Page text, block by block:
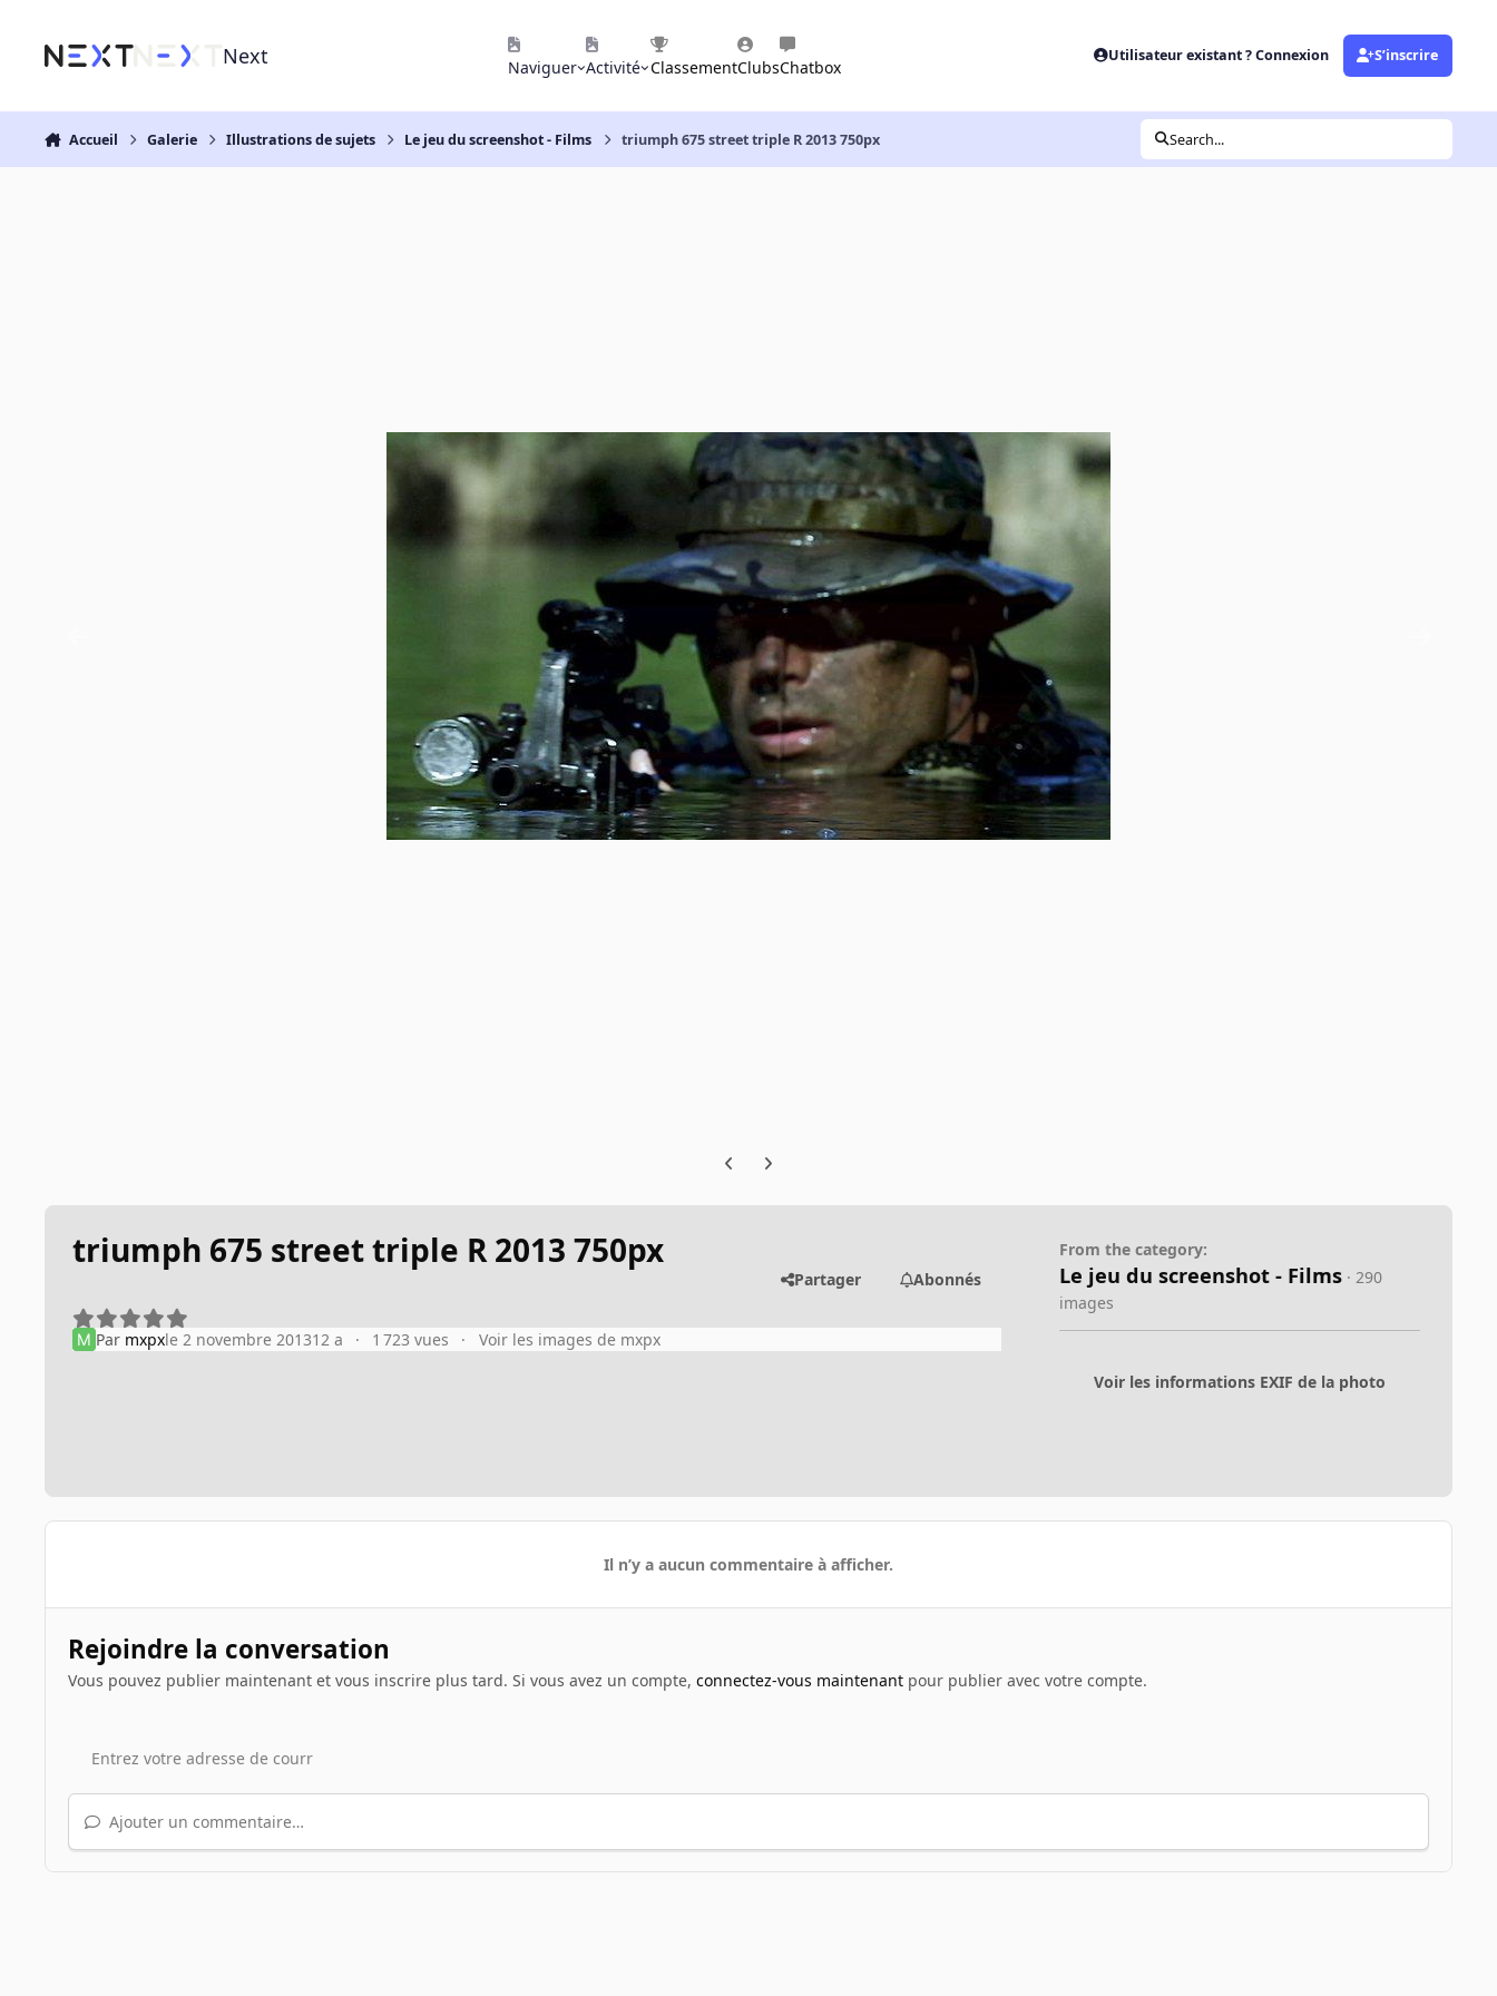
Next Naviguer Activité ClassementClubsChatbox
Utilisateur existant ? Connexion S’inscrire
Accueil Galerie Illustrations de sujets Le jeu du screenshot - Films triumph 675 street triple R 2013 750px Search...
Previous carousel slide
Next carousel slide
triumph 675 street triple R 2013 750px
Partager Abonnés
Par mxpxle 2 novembre 201312 a 1 723 vues Voir les images de mxpx
From the category:
Le jeu du screenshot - Films · 290
images
Voir les informations EXIF de la photo
Il n’y a aucun commentaire à afficher.
Rejoindre la conversation
Vous pouvez publier maintenant et vous inscrire plus tard. Si vous avez un compte, connectez-vous maintenantpour publier avec votre compte.
Ajouter un commentaire…